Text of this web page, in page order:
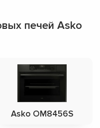
печей Asko
Asko OM8456S